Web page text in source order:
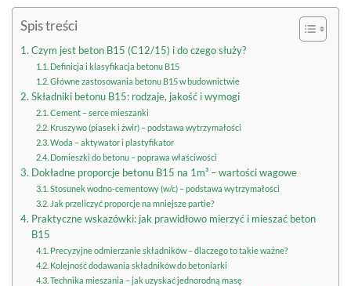
Spis treści
Czym jest beton B15 (C12/15) i do czego służy?
Definicja i klasyfikacja betonu B15
Główne zastosowania betonu B15 w budownictwie
Składniki betonu B15: rodzaje, jakość i wymogi
Cement – serce mieszanki
Kruszywo (piasek i żwir) – podstawa wytrzymałości
Woda – aktywator i plastyfikator
Domieszki do betonu – poprawa właściwości
Dokładne proporcje betonu B15 na 1m³ – wartości wagowe
Stosunek wodno-cementowy (w/c) – podstawa wytrzymałości
Jak przeliczyć proporcje na mniejsze partie?
Praktyczne wskazówki: jak prawidłowo mierzyć i mieszać beton
B15
Precyzyjne odmierzanie składników – dlaczego to takie ważne?
Kolejność dodawania składników do betoniarki
Technika mieszania – jak uzyskać jednorodną masę